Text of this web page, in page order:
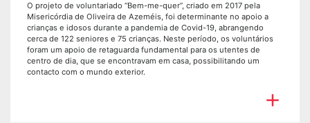
O projeto de voluntariado “Bem-me-quer”, criado em 2017 pela
Misericórdia de Oliveira de Azeméis, foi determinante no apoio a
crianças e idosos durante a pandemia de Covid-19, abrangendo
cerca de 122 seniores e 75 crianças. Neste período, os voluntários
foram um apoio de retaguarda fundamental para os utentes de
centro de dia, que se encontravam em casa, possibilitando um
contacto com o mundo exterior.
